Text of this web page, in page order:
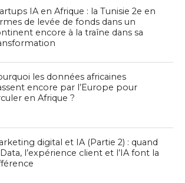
IA en Afrique : la Tunisie 2e en
de levée de fonds dans un
encore à la traîne dans sa
les données africaines
encore par l’Europe pour
en Afrique ?
digital et IA (Partie 2) : quand
Data, l’expérience client et l’IA font la